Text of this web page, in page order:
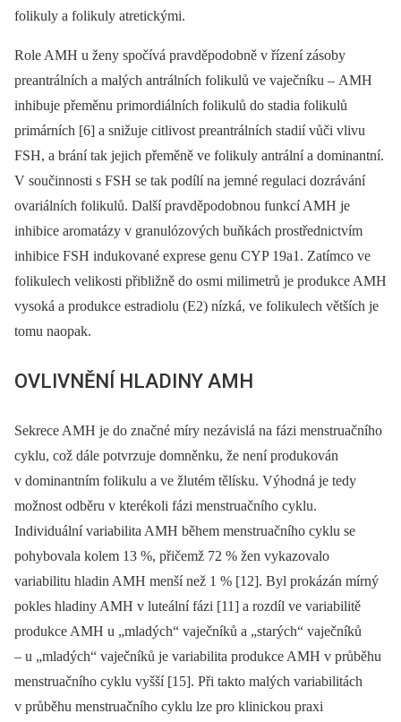
folikuly a folikuly atretickými.
Role AMH u ženy spočívá pravděpodobně v řízení zásoby
preantrálních a malých antrálních folikulů ve vaječníku –⁠ AMH
inhibuje přeměnu primordiálních folikulů do stadia folikulů
primárních [6] a snižuje citlivost preantrálních stadií vůči vlivu
FSH, a brání tak jejich přeměně ve folikuly antrální a dominantní.
V součinnosti s FSH se tak podílí na jemné regulaci dozrávání
ovariálních folikulů. Další pravděpodobnou funkcí AMH je
inhibice aromatázy v granulózových buňkách prostřednictvím
inhibice FSH indukované exprese genu CYP 19a1. Zatímco ve
folikulech velikosti přibližně do osmi milimetrů je produkce AMH
vysoká a produkce estradiolu (E2) nízká, ve folikulech větších je
tomu naopak.
OVLIVNĚNÍ HLADINY AMH
Sekrece AMH je do značné míry nezávislá na fázi menstruačního
cyklu, což dále potvrzuje domněnku, že není produkován
v dominantním folikulu a ve žlutém tělísku. Výhodná je tedy
možnost odběru v kterékoli fázi menstruačního cyklu.
Individuální variabilita AMH během menstruačního cyklu se
pohybovala kolem 13 %, přičemž 72 % žen vykazovalo
variabilitu hladin AMH menší než 1 % [12]. Byl prokázán mírný
pokles hladiny AMH v luteální fázi [11] a rozdíl ve variabilitě
produkce AMH u „mladých“ vaječníků a „starých“ vaječníků
–⁠ u „mladých“ vaječníků je variabilita produkce AMH v průběhu
menstruačního cyklu vyšší [15]. Při takto malých variabilitách
v průběhu menstruačního cyklu lze pro klinickou praxi